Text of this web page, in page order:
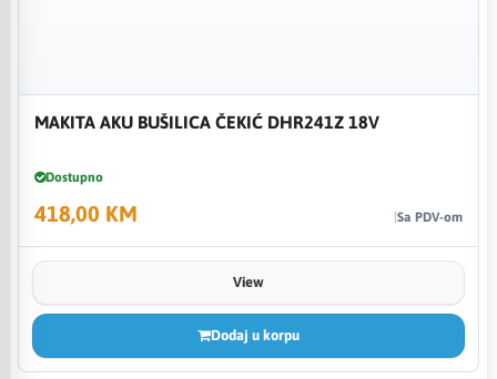
MAKITA AKU BUŠILICA ČEKIĆ DHR241Z 18V
Dostupno
418,00 KM Sa PDV-om
View
Dodaj u korpu